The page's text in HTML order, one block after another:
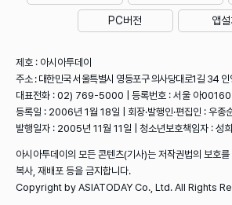
PC버전 앱설
제호 : 아시아투데이
주소 : 대한민국 서울특별시 영등포구 의사당대로1길 34 인
대표전화 : 02) 769-5000 | 등록번호 : 서울 아00160
등록일 : 2006년 1월 18일 | 회장·발행인·편집인 : 우종
발행일자 : 2005년 11월 11일 | 청소년보호책임자 : 성희
아시아투데이의 모든 콘텐츠(기사)는 저작권법의 보호를
복사, 재배포 등을 금지합니다.
Copyright by ASIATODAY Co., Ltd. All Rights